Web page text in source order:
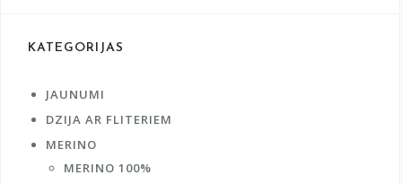
KATEGORIJAS
JAUNUMI
DZIJA AR FLITERIEM
MERINO
MERINO 100%